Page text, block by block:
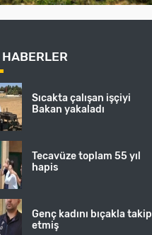
HABERLER
Sıcakta çalışan işçiyi
Bakan yakaladı
Tecavüze toplam 55 yıl
hapis
Genç kadını bıçakla takip
etmiş